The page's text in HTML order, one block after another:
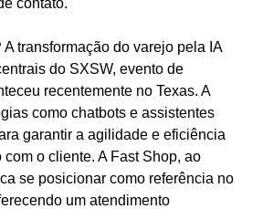
contato.
A transformação do varejo pela IA
do SXSW, evento de
recentemente no Texas. A
como chatbots e assistentes
garantir a agilidade e eficiência
o cliente. A Fast Shop, ao
se posicionar como referência no
um atendimento